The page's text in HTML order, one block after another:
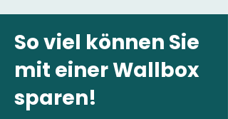
So viel können Sie
mit einer Wallbox
sparen!